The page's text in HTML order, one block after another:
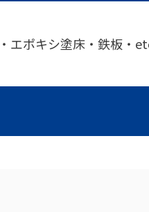
エポキシ塗床・鉄板・